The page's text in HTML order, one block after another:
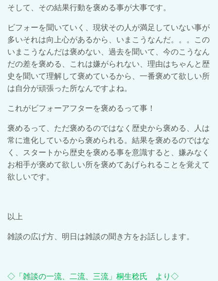
そして、その結果行動を褒める事が大事です。
ビフォーを聞いていく、現状その人が満足していない事が
多いそれは向上心があるから、いまこうなんだ。。。この
いまこうなんだは褒めない、過去を聞いて、今のこうなん
だの差を褒める、これは嫌がられない、理由はちゃんと歴
史を聞いて理解して褒めているから、一番褒めて欲しい所
は自分が頑張った所なんですよね。
これがビフォーアフターを褒めるって事！
褒めるって、ただ褒めるのではなく歴史から褒める、人は
常に進化しているから褒められる。結果を褒めるのではな
く、スタートから歴史を褒める事を意識すると、嫌みなく
お相手が褒めて欲しい所を褒めてあげられることを覚えて
欲しいです。
以上
雑談の広げ方、明日は雑談の聞き方をお話しします。
◇「雑談の一流、二流、三流」桐生稔氏 より◇